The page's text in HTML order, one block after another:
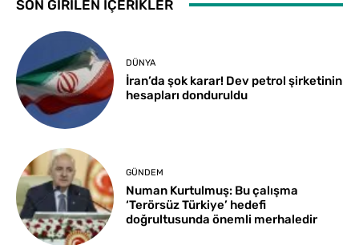
SON GIRILEN İÇERIKLER
DÜNYA
İran’da şok karar! Dev petrol şirketinin
hesapları donduruldu
GÜNDEM
Numan Kurtulmuş: Bu çalışma
‘Terörsüz Türkiye’ hedefi
doğrultusunda önemli merhaledir